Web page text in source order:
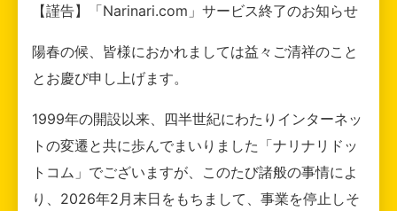
【謹告】「Narinari.com」サービス終了のお知らせ
陽春の候、皆様におかれましては益々ご清祥のこと
とお慶び申し上げます。
1999年の開設以来、四半世紀にわたりインターネッ
トの変遷と共に歩んでまいりました「ナリナリドッ
トコム」でございますが、このたび諸般の事情によ
り、2026年2月末日をもちまして、事業を停止しそ